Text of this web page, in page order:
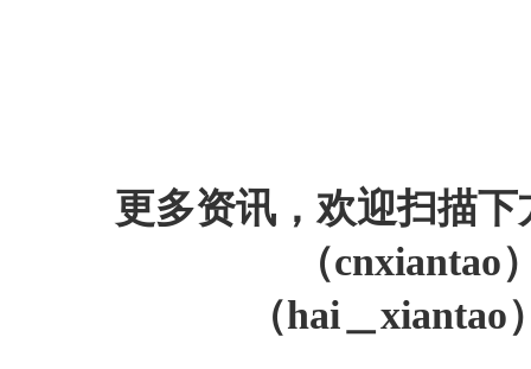
更多资讯，欢迎扫描
（cnxiantao
（hai＿